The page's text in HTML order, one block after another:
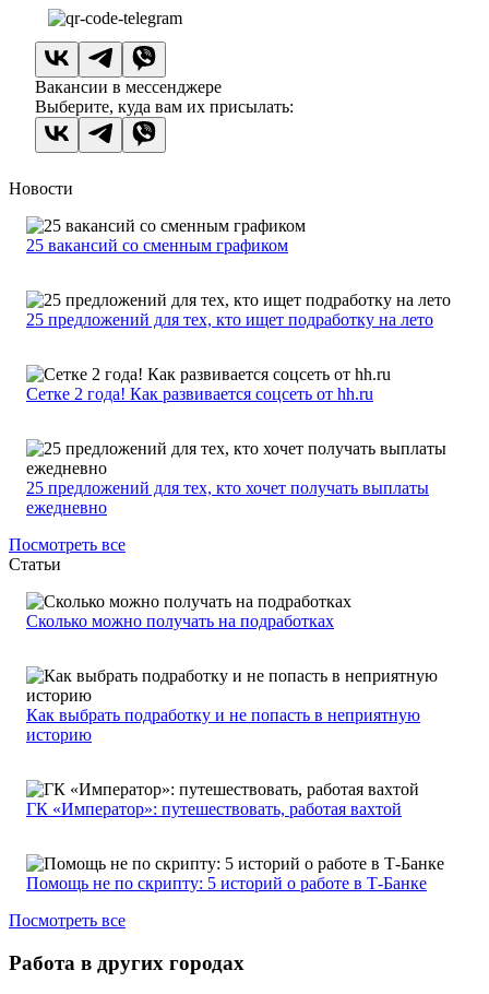
Вакансии в мессенджере
Выберите, куда вам их присылать:
Новости
25 вакансий со сменным графиком
25 предложений для тех, кто ищет подработку на лето
Сетке 2 года! Как развивается соцсеть от hh.ru
25 предложений для тех, кто хочет получать выплаты
ежедневно
Посмотреть все
Статьи
Сколько можно получать на подработках
Как выбрать подработку и не попасть в неприятную
историю
ГК «Император»: путешествовать, работая вахтой
Помощь не по скрипту: 5 историй о работе в Т-Банке
Посмотреть все
Работа в других городах